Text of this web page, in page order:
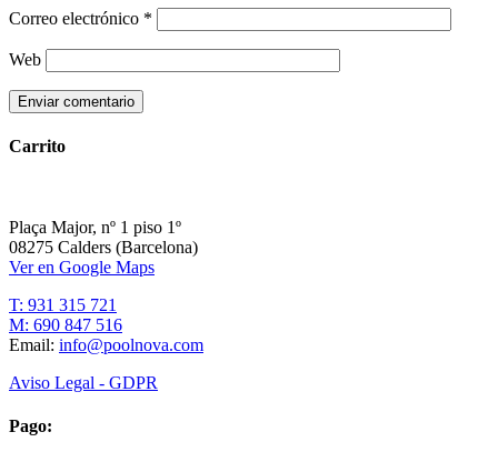
Correo electrónico *
Web
Carrito
Plaça Major, nº 1 piso 1º
08275 Calders (Barcelona)
Ver en Google Maps
T: 931 315 721
M: 690 847 516
Email: info@poolnova.com
Aviso Legal - GDPR
Pago: